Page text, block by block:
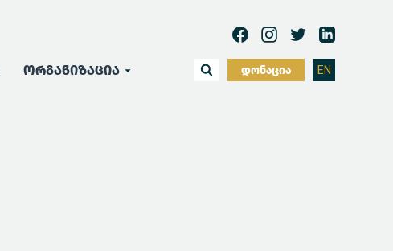
ორგანიზაცია დონაცია EN